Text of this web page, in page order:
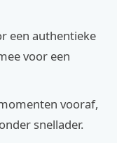
een authentieke
voor een
vooraf,
snellader.